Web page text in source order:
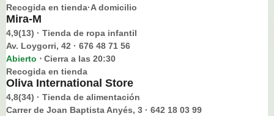
Recogida en tienda·A domicilio
Mira-M
4,9(13) · Tienda de ropa infantil
Av. Loygorri, 42 · 676 48 71 56
Abierto ⋅ Cierra a las 20:30
Recogida en tienda
Oliva International Store
4,8(34) · Tienda de alimentación
Carrer de Joan Baptista Anyés, 3 · 642 18 03 99